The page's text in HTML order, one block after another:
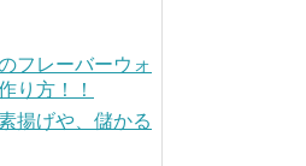
フレーバーウォ
り方！！
揚げや、儲かる